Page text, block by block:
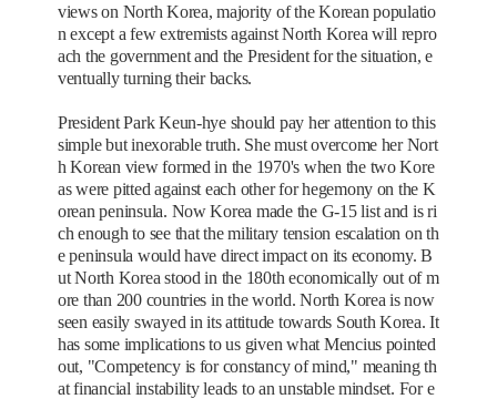
views on North Korea, majority of the Korean populatio
n except a few extremists against North Korea will repro
ach the government and the President for the situation, e
ventually turning their backs.
President Park Keun-hye should pay her attention to this
simple but inexorable truth. She must overcome her Nort
h Korean view formed in the 1970's when the two Kore
as were pitted against each other for hegemony on the K
orean peninsula. Now Korea made the G-15 list and is ri
ch enough to see that the military tension escalation on th
e peninsula would have direct impact on its economy. B
ut North Korea stood in the 180th economically out of m
ore than 200 countries in the world. North Korea is now
seen easily swayed in its attitude towards South Korea. It
has some implications to us given what Mencius pointed
out, "Competency is for constancy of mind," meaning th
at financial instability leads to an unstable mindset. For e